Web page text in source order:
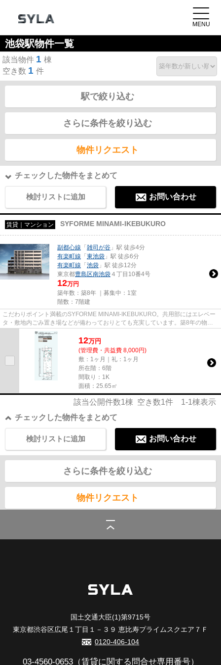
池袋駅物件一覧
該当物件 1 棟
空き数 1 件
駅で絞り込む
さらに条件を絞り込む
物件リクエスト
チェックした物件をまとめて
検討リストに追加 お問い合わせ
賃貸｜マンション SYFORME MINAMI-IKEBUKURO
副都心線 「 雑司が谷 」駅 徒歩4分
有楽町線 「 東池袋 」駅 徒歩6分
有楽町線 「 池袋 」駅 徒歩12分
東京都豊島区南池袋 ４丁目10番4号
12万円
築年数：築8年 ｜募集中： 1室
階数：7階建
こだわりポイント満載のSYFORME MINAMI-IKEBUKURO。共用部にはエレベー
タ・敷地内ごみ置き場などが備わっておりとても充実しています。築8年の物件
です。周辺には、徒歩4分で利用でき...
12万円
(管理費・共益費 8,000円)
敷：1ヶ月｜礼：1ヶ月
所在階：6階
間取り：1K
面積：25.65㎡
該当公開件数1棟 空き数1件 1-1棟表示
チェックした物件をまとめて
お問い合わせ
検討リストに追加
さらに条件を絞り込む
物件リクエスト
JR山手線
国土交通大臣(1)第9715号
東京都渋谷区広尾１丁目１－３９ 恵比寿プライムスクエア７Ｆ
0120-406-104
03-4560-0653（賃貸に関する問合せ専用番号）